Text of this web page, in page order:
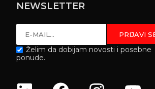
NEWSLETTER
Želim da dobijam novosti i posebne
ponude.